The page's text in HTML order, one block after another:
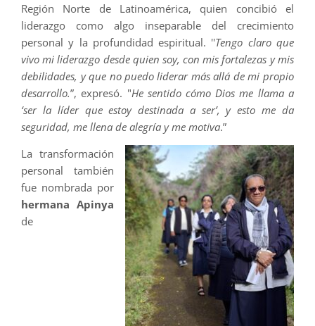
Región Norte de Latinoamérica, quien concibió el
liderazgo como algo inseparable del crecimiento
personal y la profundidad espiritual. ''Tengo claro que
vivo mi liderazgo desde quien soy, con mis fortalezas y mis
debilidades, y que no puedo liderar más allá de mi propio
desarrollo.”, expresó. "He sentido cómo Dios me llama a
‘ser la líder que estoy destinada a ser’, y esto me da
seguridad, me llena de alegría y me motiva.”
La transformación
personal también
fue nombrada por
hermana Apinya
de